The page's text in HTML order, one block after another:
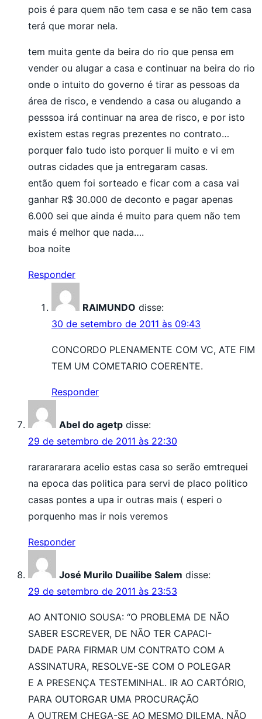
pois é para quem não tem casa e se não tem casa
terá que morar nela.
tem muita gente da beira do rio que pensa em
vender ou alugar a casa e continuar na beira do rio
onde o intuito do governo é tirar as pessoas da
área de risco, e vendendo a casa ou alugando a
pesssoa irá continuar na area de risco, e por isto
existem estas regras prezentes no contrato…
porquer falo tudo isto porquer li muito e vi em
outras cidades que ja entregaram casas.
então quem foi sorteado e ficar com a casa vai
ganhar R$ 30.000 de deconto e pagar apenas
6.000 sei que ainda é muito para quem não tem
mais é melhor que nada….
boa noite
Responder
RAIMUNDO disse:
30 de setembro de 2011 às 09:43
CONCORDO PLENAMENTE COM VC, ATE FIM
TEM UM COMETARIO COERENTE.
Responder
Abel do agetp disse:
29 de setembro de 2011 às 22:30
rararararara acelio estas casa so serão emtrequei
na epoca das politica para servi de placo politico
casas pontes a upa ir outras mais ( esperi o
porquenho mas ir nois veremos
Responder
José Murilo Duailibe Salem disse:
29 de setembro de 2011 às 23:53
AO ANTONIO SOUSA: “O PROBLEMA DE NÃO
SABER ESCREVER, DE NÃO TER CAPACI-
DADE PARA FIRMAR UM CONTRATO COM A
ASSINATURA, RESOLVE-SE COM O POLEGAR
E A PRESENÇA TESTEMINHAL. IR AO CARTÓRIO,
PARA OUTORGAR UMA PROCURAÇÃO
A OUTREM CHEGA-SE AO MESMO DILEMA. NÃO